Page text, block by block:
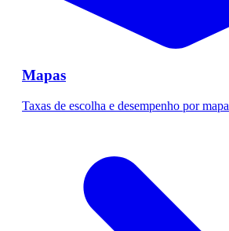
Mapas
Taxas de escolha e desempenho por mapa